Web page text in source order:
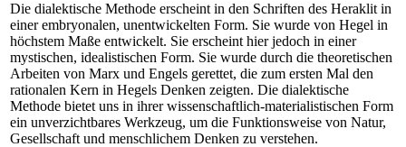
Die dialektische Methode erscheint in den Schriften des Heraklit in
einer embryonalen, unentwickelten Form. Sie wurde von Hegel in
höchstem Maße entwickelt. Sie erscheint hier jedoch in einer
mystischen, idealistischen Form. Sie wurde durch die theoretischen
Arbeiten von Marx und Engels gerettet, die zum ersten Mal den
rationalen Kern in Hegels Denken zeigten. Die dialektische
Methode bietet uns in ihrer wissenschaftlich-materialistischen Form
ein unverzichtbares Werkzeug, um die Funktionsweise von Natur,
Gesellschaft und menschlichem Denken zu verstehen.